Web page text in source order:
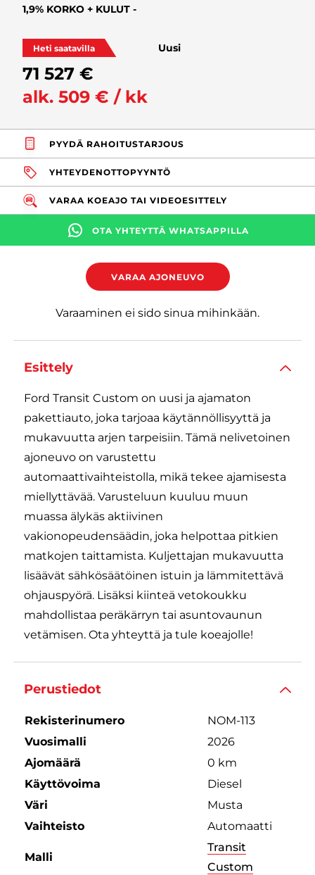
1,9% KORKO + KULUT -
Heti saatavilla Uusi
71 527 €
alk. 509 € / kk
PYYDÄ RAHOITUSTARJOUS
YHTEYDENOTTOPYYNTÖ
VARAA KOEAJO TAI VIDEOESITTELY
OTA YHTEYTTÄ WHATSAPPILLA
VARAA AJONEUVO
Varaaminen ei sido sinua mihinkään.
Esittely
Ford Transit Custom on uusi ja ajamaton
pakettiauto, joka tarjoaa käytännöllisyyttä ja
mukavuutta arjen tarpeisiin. Tämä nelivetoinen
ajoneuvo on varustettu
automaattivaihteistolla, mikä tekee ajamisesta
miellyttävää. Varusteluun kuuluu muun
muassa älykäs aktiivinen
vakionopeudensäädin, joka helpottaa pitkien
matkojen taittamista. Kuljettajan mukavuutta
lisäävät sähkösäätöinen istuin ja lämmitettävä
ohjauspyörä. Lisäksi kiinteä vetokoukku
mahdollistaa peräkärryn tai asuntovaunun
vetämisen. Ota yhteyttä ja tule koeajolle!
Perustiedot
Rekisterinumero
NOM-113
Vuosimalli
2026
Ajomäärä
0 km
Käyttövoima
Diesel
Väri
Musta
Vaihteisto
Automaatti
Malli
Transit
Custom